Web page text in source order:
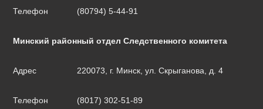
Телефон (80794) 5-44-91
Минский районный отдел Следственного комитета
Адрес 220073, г. Минск, ул. Скрыганова, д. 4
Телефон (8017) 302-51-89